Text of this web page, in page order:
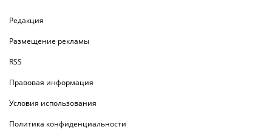
Редакция
Размещение рекламы
RSS
Правовая информация
Условия использования
Политика конфиденциальности